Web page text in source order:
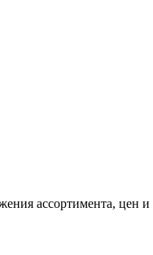
ассортимента, цен и